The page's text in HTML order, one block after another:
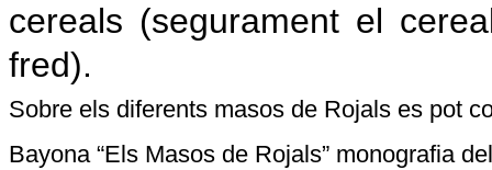
cereals (segurament el
fred).
Sobre els diferents masos de Rojals es pot
Bayona “Els Masos de Rojals” monografia